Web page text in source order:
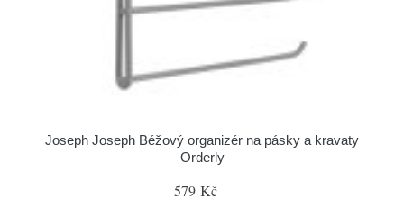
Joseph Joseph Béžový organizér na pásky a kravaty
Orderly
579 Kč